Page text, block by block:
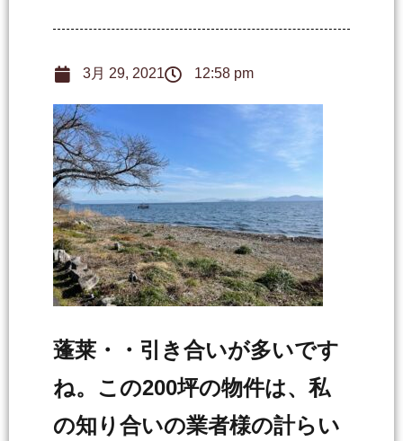
3月 29, 2021 12:58 pm
蓬莱・・引き合いが多いです
ね。この200坪の物件は、私
の知り合いの業者様の計らい